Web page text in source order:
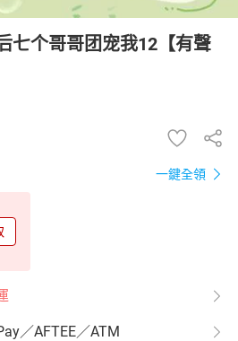
七个哥哥团宠我12【有聲
一鍵全領
／AFTEE／ATM